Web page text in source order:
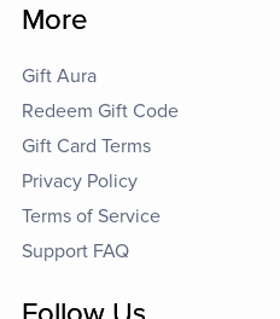
More
Gift Aura
Redeem Gift Code
Gift Card Terms
Privacy Policy
Terms of Service
Support FAQ